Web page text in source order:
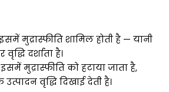
मुद्रास्फीति शामिल होती है — यानी
दर्शाता है।
मुद्रास्फीति को हटाया जाता है,
वृद्धि दिखाई देती है।